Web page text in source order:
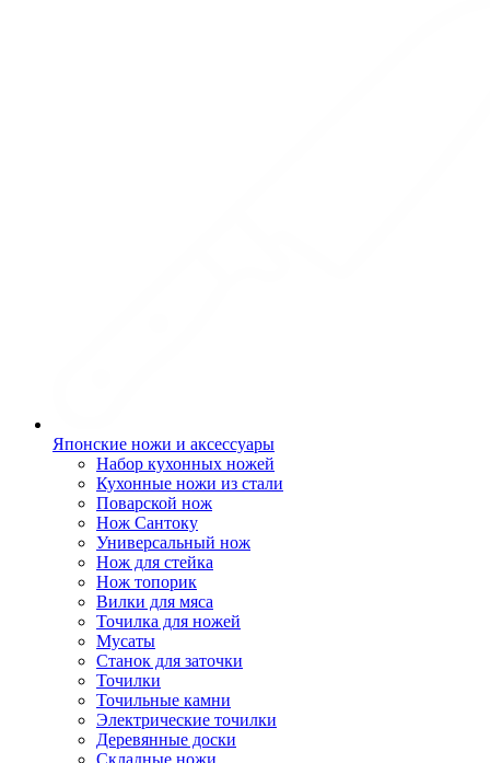
Японские ножи и аксессуары
Набор кухонных ножей
Кухонные ножи из стали
Поварской нож
Нож Сантоку
Универсальный нож
Нож для стейка
Нож топорик
Вилки для мяса
Точилка для ножей
Мусаты
Станок для заточки
Точилки
Точильные камни
Электрические точилки
Деревянные доски
Складные ножи